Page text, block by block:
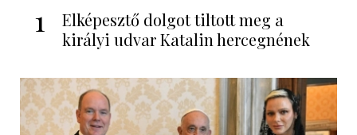
1
Elképesztő dolgot tiltott meg a
királyi udvar Katalin hercegnének